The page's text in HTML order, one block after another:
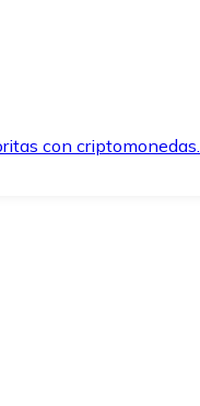
con criptomonedas.
de pago.
segura.